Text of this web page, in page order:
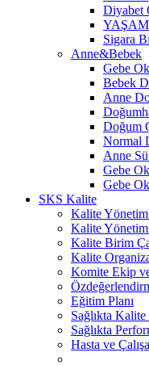
Diyabet
YAŞAM
Sigara
Anne&Bebek
Gebe
Bebek
Anne
Doğum
Normal
Anne
Gebe
Gebe
SKS Kalite
Kalite
Kalite
Kalite Birim
Kalite
Komite Ekip
Eğitim Planı
Sağlıkta Kalite
Sağlıkta
Hasta ve